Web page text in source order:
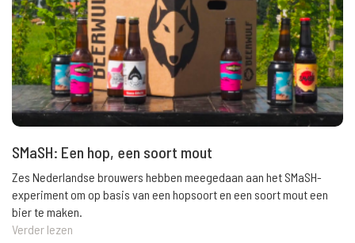
SMaSH: Een hop, een soort mout
Zes Nederlandse brouwers hebben meegedaan aan het SMaSH-
experiment om op basis van een hopsoort en een soort mout een
bier te maken.
Verder lezen